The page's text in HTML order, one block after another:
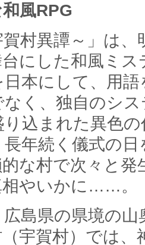
風RPG
賀村異譚～」は、
にした和風ミス
本にして、用語
く、独自のシ
込まれた異色の
年続く儀式の日
な村で次々と発
相やいかに……。
島県の県境の山
宇賀村）では、